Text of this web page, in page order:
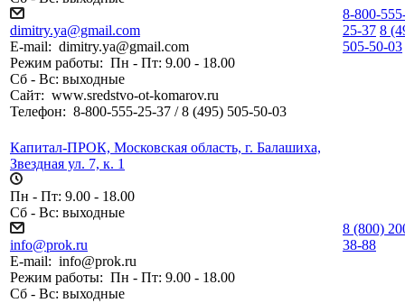
dimitry.ya@gmail.com
E-mail: dimitry.ya@gmail.com
Режим работы: Пн - Пт: 9.00 - 18.00
Сб - Вс: выходные
Сайт: www.sredstvo-ot-komarov.ru
Телефон: 8-800-555-25-37 / 8 (495) 505-50-03
8-800-
25-37 8
505-50-03
Капитал-ПРОК, Московская область, г. Балашиха,
Звездная ул. 7, к. 1
Пн - Пт: 9.00 - 18.00
Сб - Вс: выходные
info@prok.ru
E-mail: info@prok.ru
Режим работы: Пн - Пт: 9.00 - 18.00
Сб - Вс: выходные
8 (800)
38-88